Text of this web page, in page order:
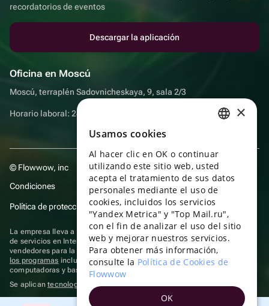
recordatorios de eventos
Descargar la aplicación
Oficina en Moscú
Moscú, terraplén Sadovnicheskaya, 9, sala 2/3
Horario laboral: 24 horas
© Flowwow, inc
Condiciones
Política de protección y privacidad de datos
La empresa lleva a cabo su actividad en el ámbito de las TI: prestación
de servicios en Internet para la publicación de ofertas (anuncios) de
vendedores para la venta de artículos. Acceder a lainformación sobre
los programas incluidos en el registro de programas rusos para
computadoras y bases de datos.
Se aplicantecnologías de recomendación
ENGLISH
UKRAINIAN
PORTUGUESE
SPANISH
HUNGARIAN
ITALIAN
×
Usamos cookies
Al hacer clic en OK o continuar
utilizando este sitio web, usted
acepta el tratamiento de sus datos
personales mediante el uso de
cookies, incluidos los servicios
"Yandex Metrica" y "Top Mail.ru",
con el fin de analizar el uso del sitio
web y mejorar nuestros servicios.
Para obtener más información,
consulte la Política de Cookies de
Flowwow
OK